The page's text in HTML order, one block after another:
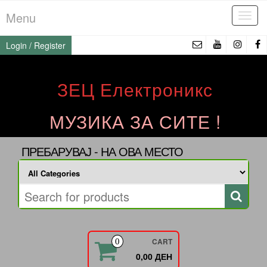
to
the
content
Menu
Login / Register
ЗЕЦ Електроникс
МУЗИКА ЗА СИТЕ !
ПРЕБАРУВАЈ - НА ОВА МЕСТО
0 CART
0,00 ДЕН